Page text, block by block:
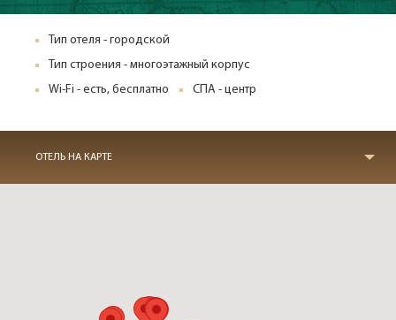
Тип отеля - городской
Тип строения - многоэтажный корпус
Wi-Fi - есть, бесплатно
СПА - центр
ОТЕЛЬ НА КАРТЕ